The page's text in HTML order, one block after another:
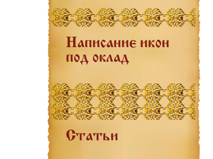
Написание икон
под оклад
Статьи